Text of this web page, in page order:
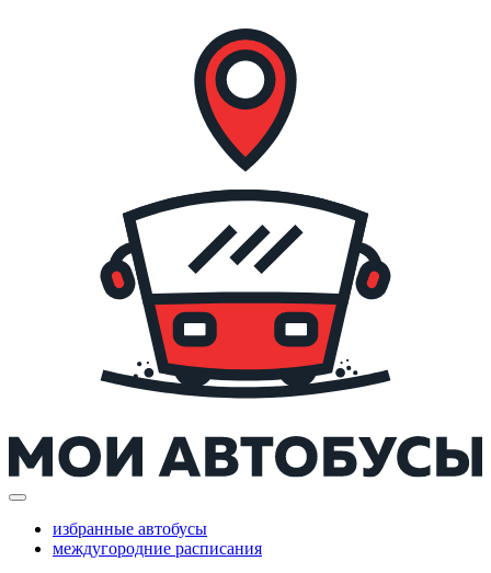
избранные автобусы
междугородние расписания